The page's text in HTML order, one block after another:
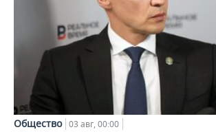
Общество 03 авг, 00:00